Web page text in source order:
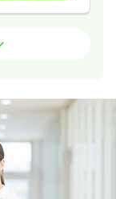
第二新卒可